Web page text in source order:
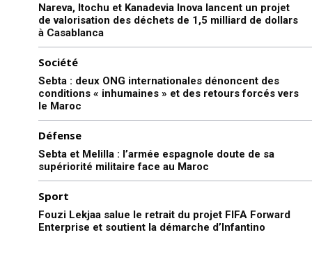
Nareva, Itochu et Kanadevia Inova lancent un projet
de valorisation des déchets de 1,5 milliard de dollars
à Casablanca
Société
Sebta : deux ONG internationales dénoncent des
conditions « inhumaines » et des retours forcés vers
le Maroc
Défense
Sebta et Melilla : l’armée espagnole doute de sa
supériorité militaire face au Maroc
Sport
Fouzi Lekjaa salue le retrait du projet FIFA Forward
Enterprise et soutient la démarche d’Infantino